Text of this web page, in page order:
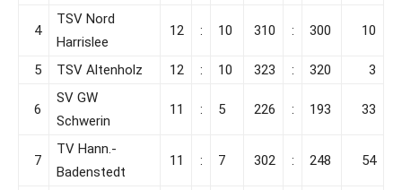
4
TSV Nord
Harrislee
12 : 10 310 : 300 10
5 TSV Altenholz 12 : 10 323 : 320 3
6
SV GW
Schwerin
11 : 5 226 : 193 33
7
TV Hann.-
Badenstedt
11 : 7 302 : 248 54